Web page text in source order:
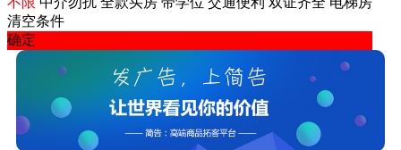
清空条件
确定